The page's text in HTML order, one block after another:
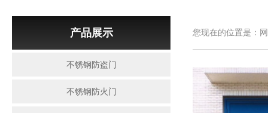
产品展示
不锈钢防盗门
不锈钢防火门
您现在的位置是：